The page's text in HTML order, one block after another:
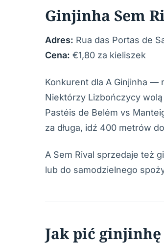
Ginjinha Sem
Adres: Rua das Portas de
Cena: €1,80 za kieliszek
Konkurent dla A Ginjinha —
Niektórzy Lizbończycy
Pastéis de Belém vs
za długa, idź 400 metrów
A Sem Rival sprzedaje też
lub do samodzielnego
Jak pić ginjinhę